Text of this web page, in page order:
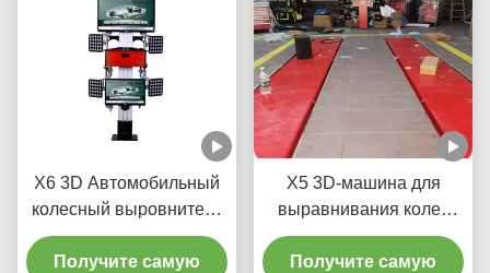
X6 3D Автомобильный
колесный выровнитель
для автомобильного
магазина
Получите самую
X5 3D-машина для
выравнивания колес
для точной регулировки
шин
Получите самую